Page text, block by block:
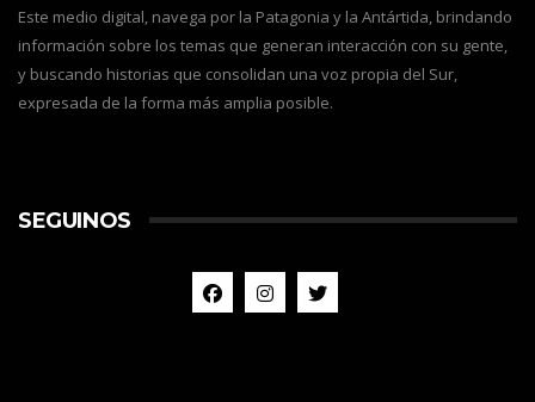
Este medio digital, navega por la Patagonia y la Antártida, brindando
información sobre los temas que generan interacción con su gente,
y buscando historias que consolidan una voz propia del Sur,
expresada de la forma más amplia posible.
SEGUINOS